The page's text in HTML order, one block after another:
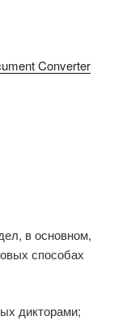
Converter
в основном,
способах
дикторами;